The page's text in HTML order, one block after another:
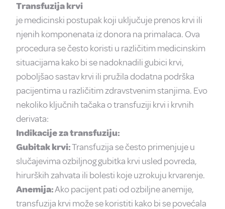
Transfuzija krvi
je medicinski postupak koji uključuje prenos krvi ili
njenih komponenata iz donora na primalaca. Ova
procedura se često koristi u različitim medicinskim
situacijama kako bi se nadoknadili gubici krvi,
poboljšao sastav krvi ili pružila dodatna podrška
pacijentima u različitim zdravstvenim stanjima. Evo
nekoliko ključnih tačaka o transfuziji krvi i krvnih
derivata:
Indikacije za transfuziju:
Gubitak krvi:Transfuzija se često primenjuje u
slučajevima ozbiljnog gubitka krvi usled povreda,
hirurških zahvata ili bolesti koje uzrokuju krvarenje.
Anemija:Ako pacijent pati od ozbiljne anemije,
transfuzija krvi može se koristiti kako bi se povećala